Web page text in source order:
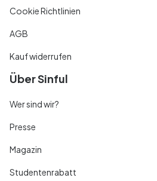
Cookie Richtlinien
AGB
Kauf widerrufen
Über Sinful
Wer sind wir?
Presse
Magazin
Studentenrabatt